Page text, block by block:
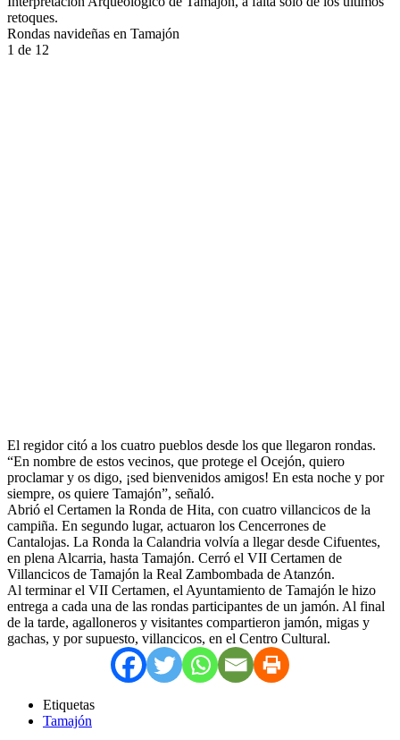
retoques.
Rondas navideñas en Tamajón
1 de 12
El regidor citó a los cuatro pueblos desde los que llegaron rondas.
“En nombre de estos vecinos, que protege el Ocejón, quiero
proclamar y os digo, ¡sed bienvenidos amigos! En esta noche y por
siempre, os quiere Tamajón”, señaló.
Abrió el Certamen la Ronda de Hita, con cuatro villancicos de la
campiña. En segundo lugar, actuaron los Cencerrones de
Cantalojas. La Ronda la Calandria volvía a llegar desde Cifuentes,
en plena Alcarria, hasta Tamajón. Cerró el VII Certamen de
Villancicos de Tamajón la Real Zambombada de Atanzón.
Al terminar el VII Certamen, el Ayuntamiento de Tamajón le hizo
entrega a cada una de las rondas participantes de un jamón. Al final
de la tarde, agalloneros y visitantes compartieron jamón, migas y
gachas, y por supuesto, villancicos, en el Centro Cultural.
Etiquetas
Tamajón